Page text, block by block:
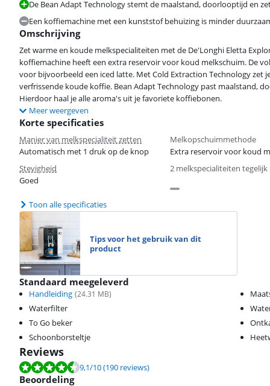
De Bean Adapt Technology stemt de maalstand, doorlooptijd en
Een koffiemachine met een kunststof behuizing is minder
Omschrijving
Zet warme en koude melkspecialiteiten met de De'Longhi Eletta
koffiemachine heeft een extra reservoir voor koud melkschuim. De
voor bijvoorbeeld een iced latte. Met Cold Extraction Technology zet
verfrissende koude koffie. Bean Adapt Technology past maalstand,
Hierdoor haal je alle aroma's uit je favoriete koffiebonen.
Meer weergeven
Korte specificaties
Manier van melkspecialiteit zetten
Automatisch met 1 druk op de knop
Melkopschuimmethode
Extra reservoir voor koud
Stevigheid
Goed
2 melkspecialiteiten tegelijk
Toon alle specificaties
Tips voor het gebruik van dit
product
Standaard meegeleverd
Handleiding (24.31 MB)
Waterfilter
To Go beker
Schoonborsteltje
Reviews
Beoordeling is 9,1 van de 10, gebaseerd op 190 reviews.
9,1/10(190 reviews)
Beoordeling